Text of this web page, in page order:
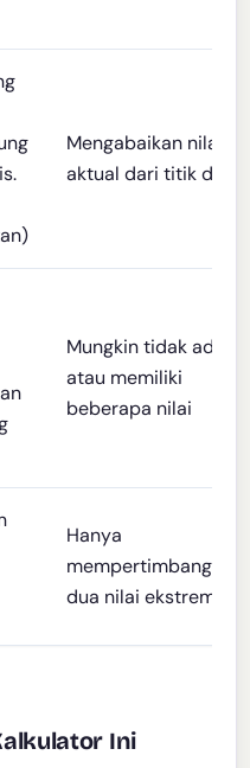
Mengabaikan nilai
aktual dari titik data
Mungkin tidak ada
atau memiliki
beberapa nilai
Hanya
mempertimbangkan
dua nilai ekstrem
Ini